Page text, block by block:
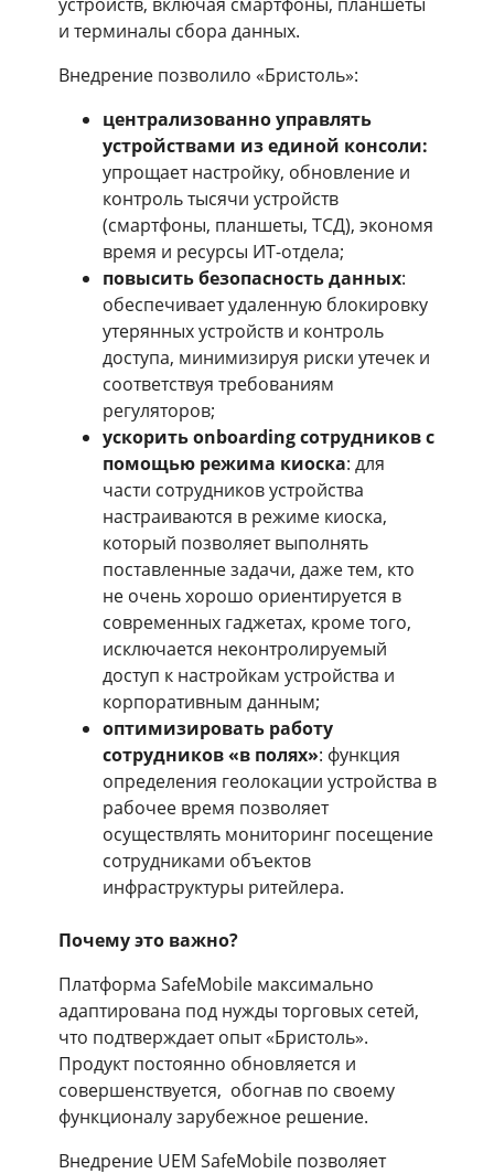
и терминалы сбора данных.
Внедрение позволило «Бристоль»:
централизованно управлять
устройствами из единой консоли:
упрощает настройку, обновление и
контроль тысячи устройств
(смартфоны, планшеты, ТСД), экономя
время и ресурсы ИТ-отдела;
повысить безопасность данных:
обеспечивает удаленную блокировку
утерянных устройств и контроль
доступа, минимизируя риски утечек и
соответствуя требованиям
регуляторов;
ускорить onboarding сотрудников с
помощью режима киоска: для
части сотрудников устройства
настраиваются в режиме киоска,
который позволяет выполнять
поставленные задачи, даже тем, кто
не очень хорошо ориентируется в
современных гаджетах, кроме того,
исключается неконтролируемый
доступ к настройкам устройства и
корпоративным данным;
оптимизировать работу
сотрудников «в полях»: функция
определения геолокации устройства в
рабочее время позволяет
осуществлять мониторинг посещение
сотрудниками объектов
инфраструктуры ритейлера.
Почему это важно?
Платформа SafeMobile максимально
адаптирована под нужды торговых сетей,
что подтверждает опыт «Бристоль».
Продукт постоянно обновляется и
совершенствуется, обогнав по своему
функционалу зарубежное решение.
Внедрение UEM SafeMobile позволяет